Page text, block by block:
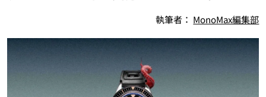
執筆者： MonoMax編集部